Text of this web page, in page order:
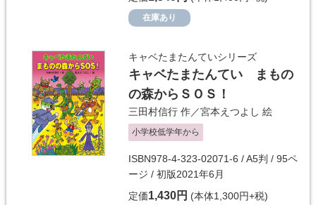
在庫あり
キャベたまたんていシリーズ
キャベたまたんてい まもの
の森からＳＯＳ！
三田村信行 作／宮本えつよし 絵
小学校低学年から
ISBN978-4-323-02071-6 / A5判 / 95ペ
ージ / 初版2021年6月
定価1,430円 (本体1,300円+税)